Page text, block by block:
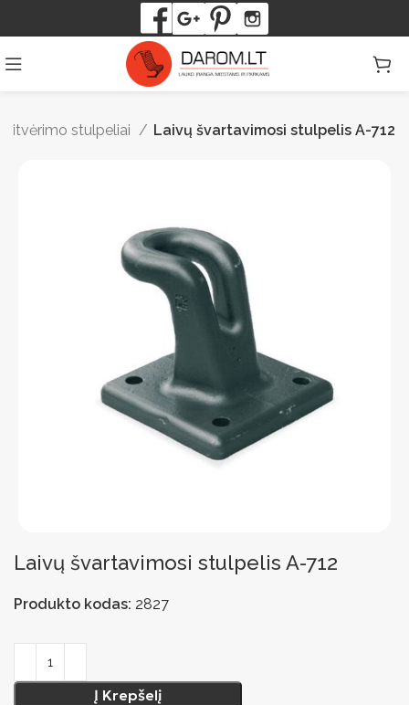
stulpeliai Laivų švartavimosi stulpelis A-712
Laivų švartavimosi stulpelis A-712
Produkto kodas: 2827
Į Krepšelį